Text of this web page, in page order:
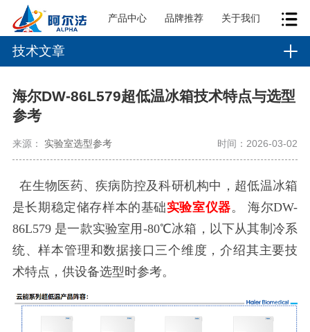
产品中心 品牌推荐 关于我们
技术文章
海尔DW-86L579超低温冰箱技术特点与选型
参考
来源： 实验室选型参考 时间：2026-03-02
在生物医药、疾病防控及科研机构中， 超低温冰箱
是长期稳定储存样本的基础实验室仪器。
海尔DW-
86L579 是一款实验室用-80℃冰箱 ，以下从其制冷系
统、样本管理和数据接口三个维度，介绍其主要技
术特点，供设备选型时参考。